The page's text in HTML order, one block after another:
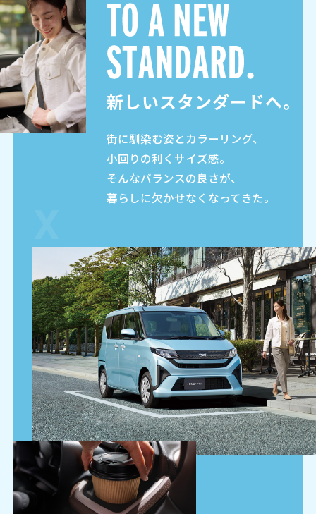
新しいスタンダードへ。
街に馴染む姿とカラーリング、
小回りの利くサイズ感。
そんなバランスの良さが、
暮らしに欠かせなくなってきた。